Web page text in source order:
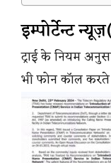
इम्पोर्टेन्ट
ट्राई के नियम
भी फोन कॉल